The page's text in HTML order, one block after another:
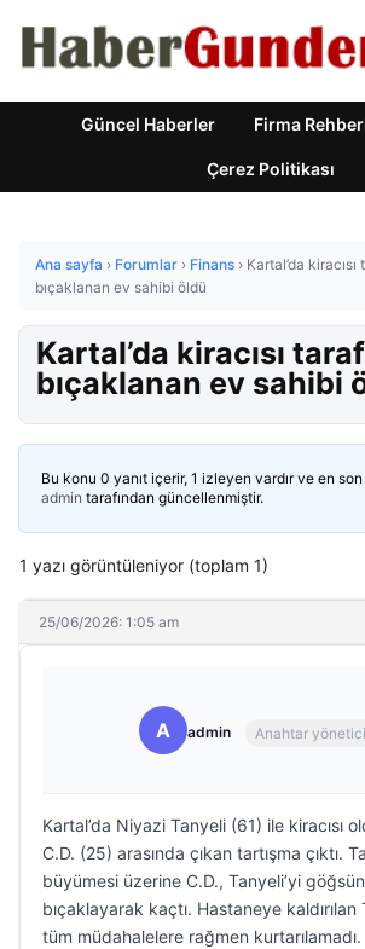
Güncel Haberler Firma
Çerez Politikası
Ana sayfa › Forumlar › Finans › Kartal’da kiracısı
bıçaklanan ev sahibi öldü
Kartal’da kiracısı
bıçaklanan ev sahibi
Bu konu 0 yanıt içerir, 1 izleyen vardır ve en son
admin tarafından güncellenmiştir.
1 yazı görüntüleniyor (toplam 1)
25/06/2026: 1:05 am
A admin Anahtar yönetici
Kartal’da Niyazi Tanyeli (61) ile kiracısı
C.D. (25) arasında çıkan tartışma çıktı.
büyümesi üzerine C.D., Tanyeli’yi
bıçaklayarak kaçtı. Hastaneye kaldırılan
tüm müdahalelere rağmen